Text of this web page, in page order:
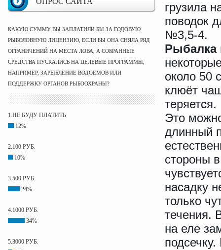
КАКУЮ СУММУ ВЫ ЗАПЛАТИЛИ БЫ ЗА ГОДОВУЮ
РЫБОЛОВНУЮ ЛИЦЕНЗИЮ, ЕСЛИ БЫ ОНА СНЯЛА РЯД
ОГРАНИЧЕНИЙ НА МЕСТА ЛОВА, А СОБРАННЫЕ
СРЕДСТВА ПУСКАЛИСЬ НА ЦЕЛЕВЫЕ ПРОГРАММЫ,
НАПРИМЕР, ЗАРЫБЛЕНИЕ ВОДОЕМОВ ИЛИ
ПОДДЕРЖКУ ОРГАНОВ РЫБООХРАНЫ?
1.НЕ БУДУ ПЛАТИТЬ
12%
2.100 РУБ.
10%
3.500 РУБ.
24%
4.1000 РУБ.
34%
5.3000 РУБ.
грузила
поводок
№3,5-4.
Рыбалка
около 50
клюёт
теряется.
Это
длинный
стороны
насадку
только
течения.
на еле